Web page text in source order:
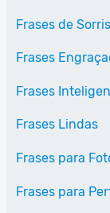
Frases de
Frases
Frases
Frases Lindas
Frases para
Frases para